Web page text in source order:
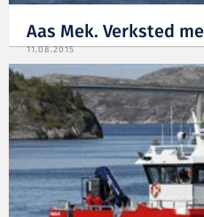
Aas Mek. Verksted
11.08.2015